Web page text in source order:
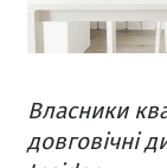
Власники
довговічні